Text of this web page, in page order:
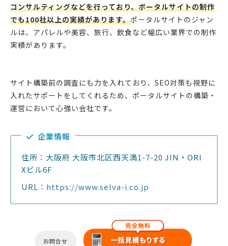
コンサルティングなどを行っており、ポータルサイトの制作
でも100社以上の実績があります。ポータルサイトのジャン
ルは、アパレルや美容、旅行、飲食など幅広い業界での制作
実績があります。
サイト構築前の調査にも力を入れており、SEO対策も視野に
入れたサポートをしてくれるため、ポータルサイトの構築・
運営において心強い会社です。
企業情報
住所：大阪府 大阪市北区西天満1-7-20 JIN・ORI
Xビル6F
URL： https://www.selva-i.co.jp
お問合せ